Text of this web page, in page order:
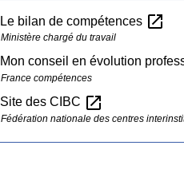
Le bilan de compétences open_in_new
Ministère chargé du travail
Mon conseil en évolution
France compétences
Site des CIBC open_in_new
Fédération nationale des centres